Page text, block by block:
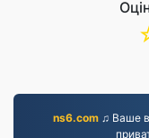
ns6.com♫ Ваше